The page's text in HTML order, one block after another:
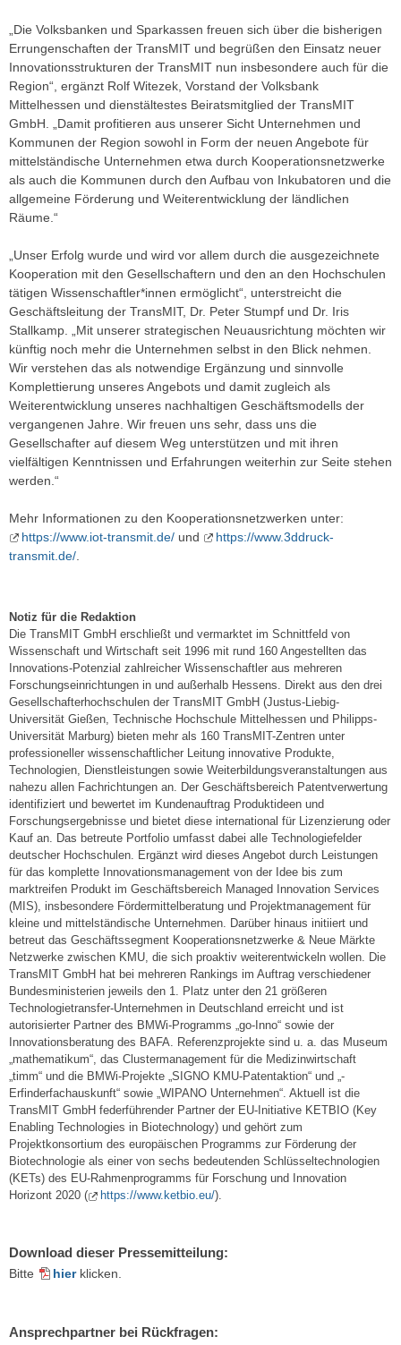
„Die Volksbanken und Sparkassen freuen sich über die bisherigen
Errungenschaften der TransMIT und begrüßen den Einsatz neuer
Innovationsstrukturen der TransMIT nun insbesondere auch für die
Region“, ergänzt Rolf Witezek, Vorstand der Volksbank
Mittelhessen und dienstältestes Beiratsmitglied der TransMIT
GmbH. „Damit profitieren aus unserer Sicht Unternehmen und
Kommunen der Region sowohl in Form der neuen Angebote für
mittelständische Unternehmen etwa durch Kooperationsnetzwerke
als auch die Kommunen durch den Aufbau von Inkubatoren und die
allgemeine Förderung und Weiterentwicklung der ländlichen
Räume.“
„Unser Erfolg wurde und wird vor allem durch die ausgezeichnete
Kooperation mit den Gesellschaftern und den an den Hochschulen
tätigen Wissenschaftler*innen ermöglicht“, unterstreicht die
Geschäftsleitung der TransMIT, Dr. Peter Stumpf und Dr. Iris
Stallkamp. „Mit unserer strategischen Neuausrichtung möchten wir
künftig noch mehr die Unternehmen selbst in den Blick nehmen.
Wir verstehen das als notwendige Ergänzung und sinnvolle
Komplettierung unseres Angebots und damit zugleich als
Weiterentwicklung unseres nachhaltigen Geschäftsmodells der
vergangenen Jahre. Wir freuen uns sehr, dass uns die
Gesellschafter auf diesem Weg unterstützen und mit ihren
vielfältigen Kenntnissen und Erfahrungen weiterhin zur Seite stehen
werden.“
Mehr Informationen zu den Kooperationsnetzwerken unter:
https://www.iot-transmit.de/ und
https://www.3ddruck-
transmit.de/
Notiz für die Redaktion
Die TransMIT GmbH erschließt und vermarktet im Schnittfeld von
Wissenschaft und Wirtschaft seit 1996 mit rund 160 Angestellten das
Innovations-Potenzial zahlreicher Wissenschaftler aus mehreren
Forschungseinrichtungen in und außerhalb Hessens. Direkt aus den drei
Gesellschafterhochschulen der TransMIT GmbH (Justus-Liebig-
Universität Gießen, Technische Hochschule Mittelhessen und Philipps-
Universität Marburg) bieten mehr als 160 TransMIT-Zentren unter
professioneller wissenschaftlicher Leitung innovative Produkte,
Technologien, Dienstleistungen sowie Weiterbildungsveranstaltungen aus
nahezu allen Fachrichtungen an. Der Geschäftsbereich Patentverwertung
identifiziert und bewertet im Kundenauftrag Produktideen und
Forschungsergebnisse und bietet diese international für Lizenzierung oder
Kauf an. Das betreute Portfolio umfasst dabei alle Technologiefelder
deutscher Hochschulen. Ergänzt wird dieses Angebot durch Leistungen
für das komplette Innovationsmanagement von der Idee bis zum
marktreifen Produkt im Geschäftsbereich Managed Innovation Services
(MIS), insbesondere Fördermittelberatung und Projektmanagement für
kleine und mittelständische Unternehmen. Darüber hinaus initiiert und
betreut das Geschäftssegment Kooperationsnetzwerke & Neue Märkte
Netzwerke zwischen KMU, die sich proaktiv weiterentwickeln wollen. Die
TransMIT GmbH hat bei mehreren Rankings im Auftrag verschiedener
Bundesministerien jeweils den 1. Platz unter den 21 größeren
Technologietransfer-Unternehmen in Deutschland erreicht und ist
autorisierter Partner des BMWi-Programms „go-Inno“ sowie der
Innovationsberatung des BAFA. Referenzprojekte sind u. a. das Museum
„mathematikum“, das Clustermanagement für die Medizinwirtschaft
„timm“ und die BMWi-Projekte „SIGNO KMU-Patentaktion“ und „-
Erfinderfachauskunft“ sowie „WIPANO Unternehmen“. Aktuell ist die
TransMIT GmbH federführender Partner der EU-Initiative KETBIO (Key
Enabling Technologies in Biotechnology) und gehört zum
Projektkonsortium des europäischen Programms zur Förderung der
Biotechnologie als einer von sechs bedeutenden Schlüsseltechnologien
(KETs) des EU-Rahmenprogramms für Forschung und Innovation
Horizont 2020 (
https://www.ketbio.eu/).
Download dieser Pressemitteilung:
Bitte hierklicken.
Ansprechpartner bei Rückfragen: